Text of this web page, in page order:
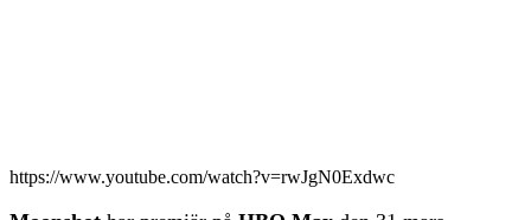
https://www.youtube.com/watch?v=rwJgN0Exdwc